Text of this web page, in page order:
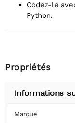
Codez-le
Python.
Propriétés
Informations
Marque